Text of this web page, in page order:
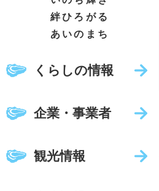
絆ひろがる
あいのまち
くらしの情報
企業・事業者
観光情報